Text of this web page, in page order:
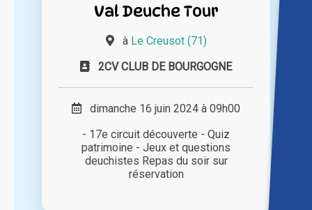
Val Deuche Tour
à Le Creusot (71)
2CV CLUB DE BOURGOGNE
dimanche 16 juin 2024 à 09h00
- 17e circuit découverte - Quiz
patrimoine - Jeux et questions
deuchistes Repas du soir sur
réservation